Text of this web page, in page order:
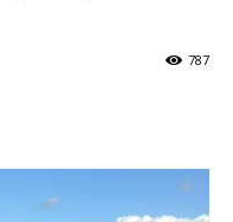
787